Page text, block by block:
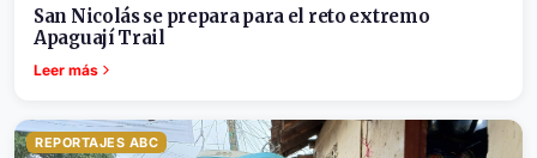
San Nicolás se prepara para el reto extremo
Apaguají Trail
Leer más
REPORTAJES ABC